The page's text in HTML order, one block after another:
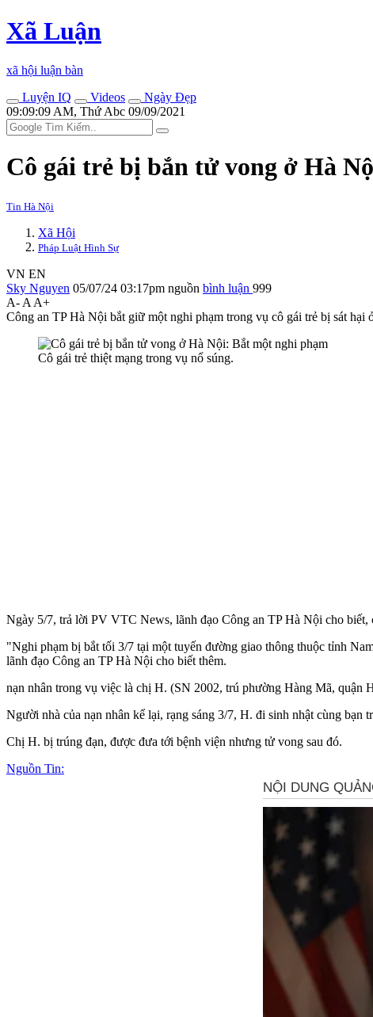
Xã Luận
xã hội luận bàn
Luyện IQ
Videos
Ngày Đẹp
09:09:09 AM, Thứ Abc 09/09/2021
Cô gái trẻ bị bắn t‌ử von‌g ở Hà
Tin Hà Nội
Xã Hội
Pháp Luật Hình Sự
VN EN
Sky Nguyen 05/07/24 03:17pm nguồn bình luận 999
A- A A+
Công an TP Hà Nội bắt giữ một nghi phạm trong vụ cô gái trẻ bị sát
Cô gái trẻ thiệt mạng trong vụ nổ súng.
Ngày 5/7, trả lời PV VTC News, lãnh đạo Công an TP Hà Nội cho
"Nghi phạm bị bắt tối 3/7 tại một tuyến đường giao thông thuộc tỉnh
lãnh đạo Công an TP Hà Nội cho biết thêm.
nạn nhân trong vụ việc là chị H. (SN 2002, trú phường Hàng Mã, quận
Người nhà của nạn nhân kể lại, rạng sáng 3/7, H. đi sinh nhật cùng
Chị H. bị trúng đạn, được đưa tới bệnh viện nhưng t‌ử von‌g sau đó.
Nguồn Tin: